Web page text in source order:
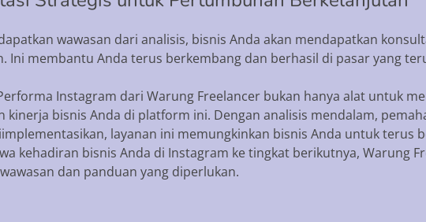
wawasan dari analisis, bisnis Anda akan mendapatkan
Ini membantu Anda terus berkembang dan berhasil di pasar yang
Instagram dari Warung Freelancer bukan hanya alat untuk
kinerja bisnis Anda di platform ini. Dengan analisis mendalam,
layanan ini memungkinkan bisnis Anda untuk terus
kehadiran bisnis Anda di Instagram ke tingkat berikutnya, Warung
dan panduan yang diperlukan.